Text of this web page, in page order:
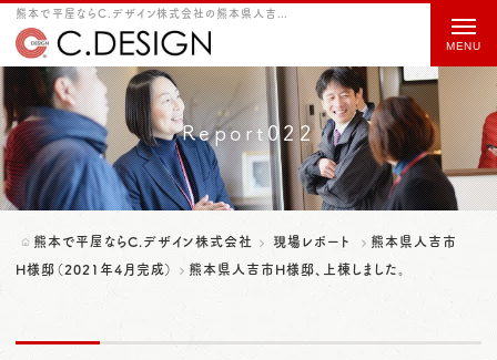
熊本で平屋ならC.デザイン株式会社の熊本県人吉市H様邸、上棟しました。をご紹介
Report022
熊本で平屋ならC.デザイン株式会社 現場レポート
熊本県人吉市
H様邸（2021年4月完成）
熊本県人吉市H様邸、上棟しました。
t
o
g
g
l
e